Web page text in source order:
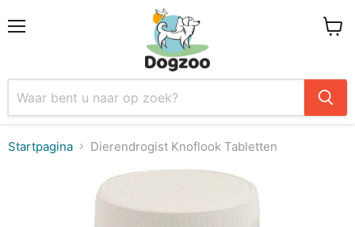
Startpagina Dierendrogist Knoflook Tabletten